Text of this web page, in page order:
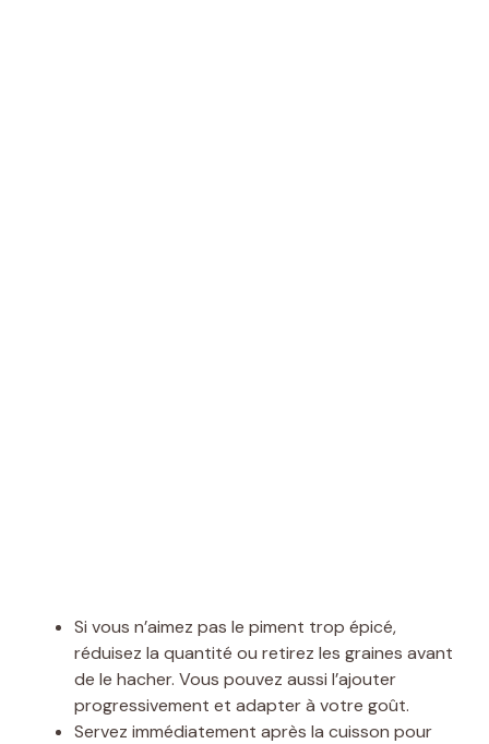
Si vous n’aimez pas le piment trop épicé,
réduisez la quantité ou retirez les graines avant
de le hacher. Vous pouvez aussi l’ajouter
progressivement et adapter à votre goût.
Servez immédiatement après la cuisson pour